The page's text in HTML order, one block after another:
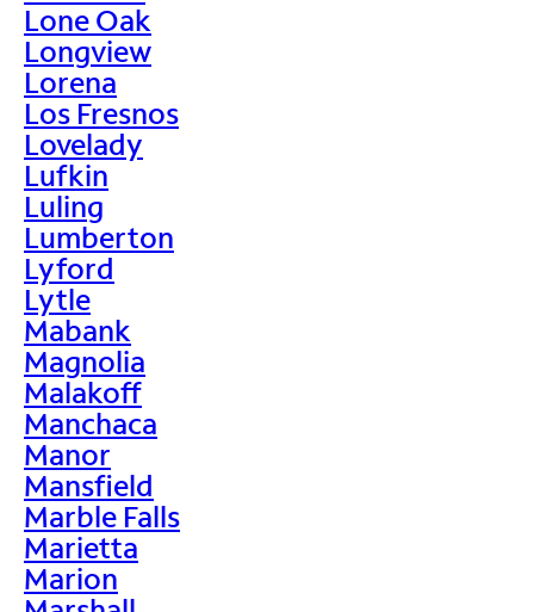
Lone Oak
Longview
Lorena
Los Fresnos
Lovelady
Lufkin
Luling
Lumberton
Lyford
Lytle
Mabank
Magnolia
Malakoff
Manchaca
Manor
Mansfield
Marble Falls
Marietta
Marion